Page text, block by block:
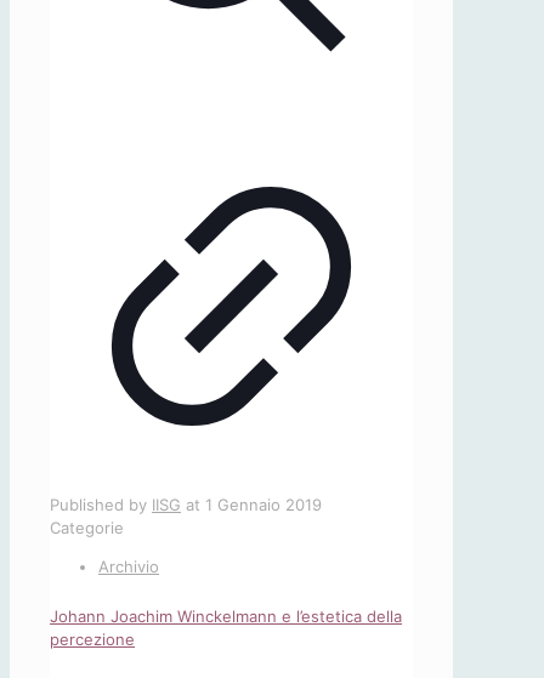
Published by IISG at 1 Gennaio 2019
Categorie
Archivio
Johann Joachim Winckelmann e l’estetica della
percezione